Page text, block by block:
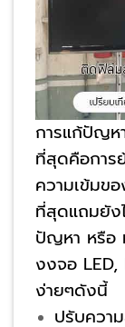
การแก้ปัญห
ที่สุดคือการ
ความเข้มข
ที่สุดแถมยัง
ปัญหา หรือ
งงจอ
ง่ายๆดังนี้
ปรับควา